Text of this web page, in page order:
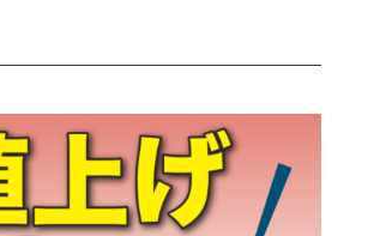
護方針 個人情報の取扱いについて
・全国流通
システム(azkaru)